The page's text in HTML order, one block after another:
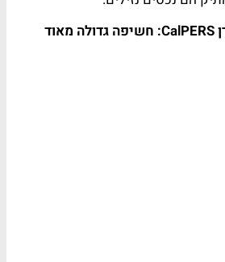
תיק ההשקעות של קרן CalPERS: חשיפה גדולה מאוד